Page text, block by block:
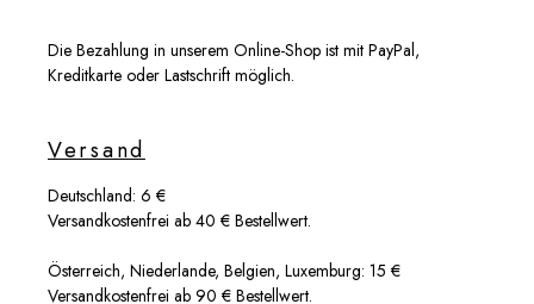
Die Bezahlung in unserem Online-Shop ist mit PayPal,
Kreditkarte oder Lastschrift möglich.
Versand
Deutschland: 6 €
Versandkostenfrei ab 40 € Bestellwert.
Österreich, Niederlande, Belgien, Luxemburg: 15 €
Versandkostenfrei ab 90 € Bestellwert.